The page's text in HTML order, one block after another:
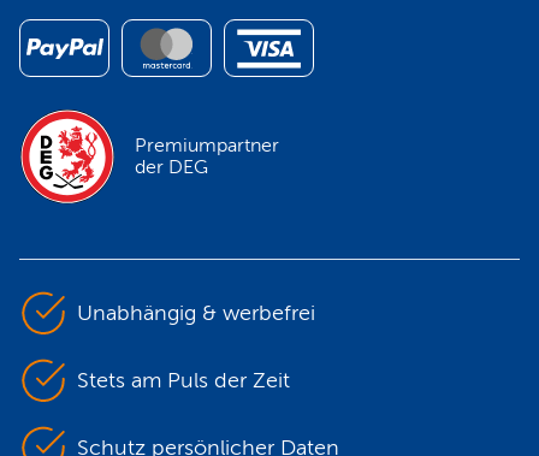
Premiumpartner
der DEG
Unabhängig & werbefrei
Stets am Puls der Zeit
Schutz persönlicher Daten